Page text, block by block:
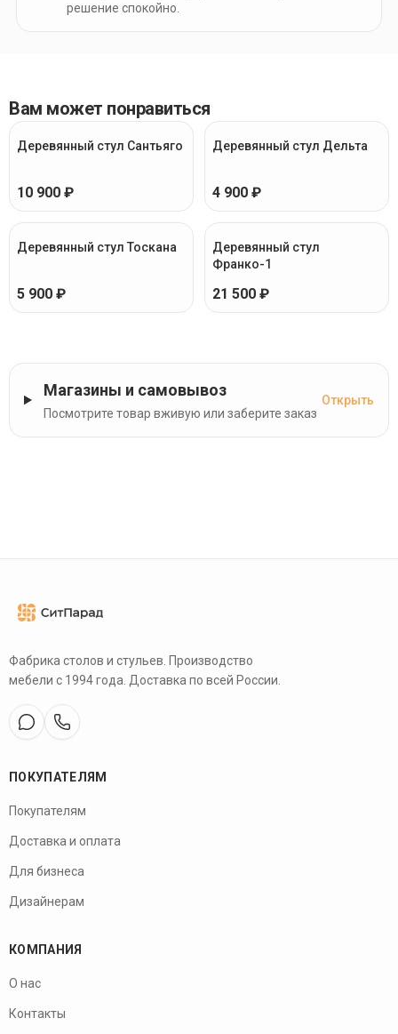
решение спокойно.
Вам может понравиться
Деревянный стул Сантьяго
10 900 ₽
Деревянный стул Дельта
4 900 ₽
Деревянный стул Тоскана
5 900 ₽
Деревянный стул
Франко-1
21 500 ₽
Магазины и самовывоз
Посмотрите товар вживую или заберите заказ
Открыть
Фабрика столов и стульев. Производство
мебели с 1994 года. Доставка по всей России.
ПОКУПАТЕЛЯМ
Покупателям
Доставка и оплата
Для бизнеса
Дизайнерам
КОМПАНИЯ
О нас
Контакты